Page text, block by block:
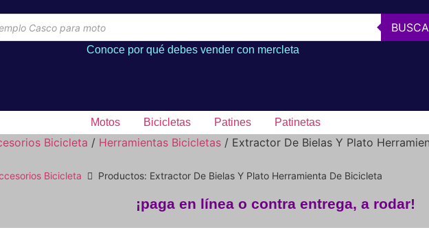
Conoce por qué debes vender con mercleta
Motos Bicicletas Patines Patinetas
Bicicleta / Herramientas Bicicletas / Extractor De Bielas Y Plato
Bicicleta Productos: Extractor De Bielas Y Plato Herramienta De Bicicleta
¡paga en línea o contra entrega, a rodar!